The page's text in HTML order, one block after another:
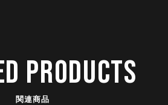
PRODUCTS
関連商品